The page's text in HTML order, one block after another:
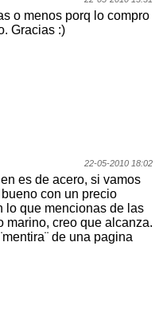
o menos porq lo compro
Gracias :)
22-05-2010 18:02
es de acero, si vamos
con un precio
lo que mencionas de las
marino, creo que alcanza.
de una pagina